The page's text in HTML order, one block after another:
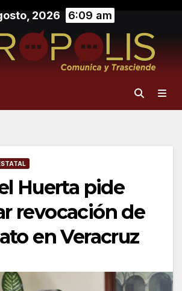
2026 6:09 am
Huerta pide
revocación de
en Veracruz